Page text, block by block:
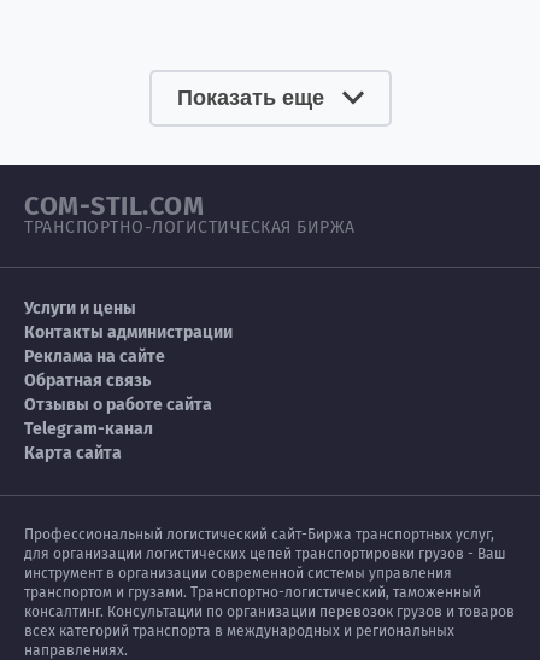
Показать еще
COM-STIL.COM
ТРАНСПОРТНО-ЛОГИСТИЧЕСКАЯ БИРЖА
Услуги и цены
Контакты администрации
Реклама на сайте
Обратная связь
Отзывы о работе сайта
Telegram-канал
Карта сайта
Профессиональный логистический сайт-Биржа транспортных услуг,
для организации логистических цепей транспортировки грузов - Ваш
инструмент в организации современной системы управления
транспортом и грузами. Транспортно-логистический, таможенный
консалтинг. Консультации по организации перевозок грузов и товаров
всех категорий транспорта в международных и региональных
направлениях.